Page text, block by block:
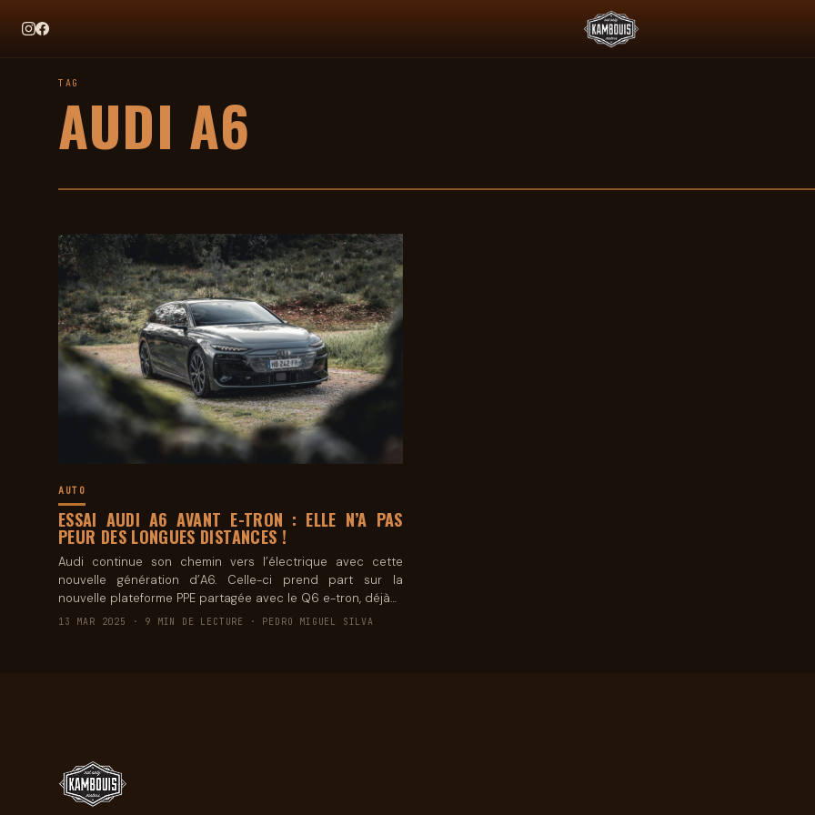
TAG HEUER X TEAM IKUZAWA : LE COME-BACK QUI SENT BON L'ESSENCE ET LE PADDOCK JAPONAIS
TAG
AUDI A6
AUTO
ESSAI AUDI A6 AVANT E-TRON : ELLE N’A PAS
PEUR DES LONGUES DISTANCES !
Audi continue son chemin vers l’électrique avec cette
nouvelle génération d’A6. Celle-ci prend part sur la
nouvelle plateforme PPE partagée avec le Q6 e-tron, déjà…
13 MAR 2025 · 9 MIN DE LECTURE · PEDRO MIGUEL SILVA